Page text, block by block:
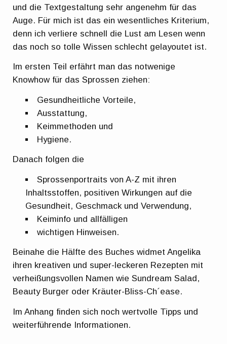
und die Textgestaltung sehr angenehm für das
Auge. Für mich ist das ein wesentliches Kriterium,
denn ich verliere schnell die Lust am Lesen wenn
das noch so tolle Wissen schlecht gelayoutet ist.
Im ersten Teil erfährt man das notwenige
Knowhow für das Sprossen ziehen:
Gesundheitliche Vorteile,
Ausstattung,
Keimmethoden und
Hygiene.
Danach folgen die
Sprossenportraits von A-Z mit ihren
Inhaltsstoffen, positiven Wirkungen auf die
Gesundheit, Geschmack und Verwendung,
Keiminfo und allfälligen
wichtigen Hinweisen.
Beinahe die Hälfte des Buches widmet Angelika
ihren kreativen und super-leckeren Rezepten mit
verheißungsvollen Namen wie Sundream Salad,
Beauty Burger oder Kräuter-Bliss-Ch´ease.
Im Anhang finden sich noch wertvolle Tipps und
weiterführende Informationen.